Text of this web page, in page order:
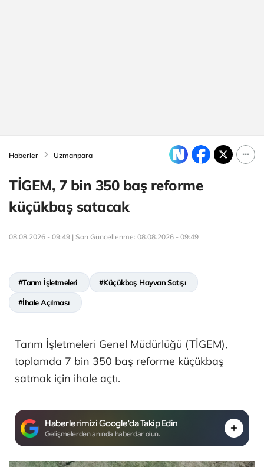
Haberler Uzmanpara
TİGEM, 7 bin 350 baş reforme
küçükbaş satacak
08.08.2026 - 09:49 | Son Güncellenme: 08.08.2026 - 09:49
#Tarım İşletmeleri #Küçükbaş Hayvan Satışı
#İhale Açılması
Tarım İşletmeleri Genel Müdürlüğü (TİGEM),
toplamda 7 bin 350 baş reforme küçükbaş
satmak için ihale açtı.
Haberlerimizi Google'da Takip Edin
Gelişmelerden anında haberdar olun.